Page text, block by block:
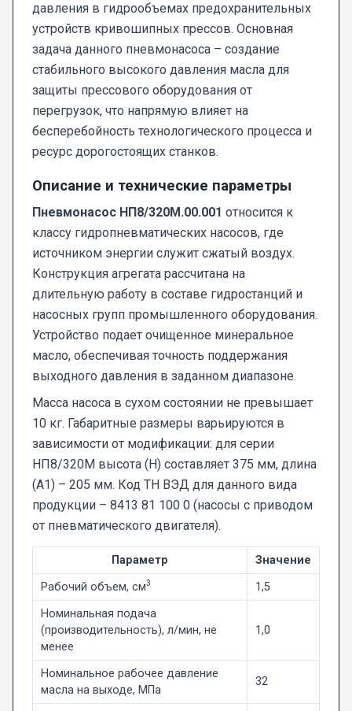
давления в гидрообъемах предохранительных
устройств кривошипных прессов. Основная
задача данного пневмонасоса – создание
стабильного высокого давления масла для
защиты прессового оборудования от
перегрузок, что напрямую влияет на
бесперебойность технологического процесса и
ресурс дорогостоящих станков.
Описание и технические параметры
Пневмонасос НП8/320М.00.001 относится к
классу гидропневматических насосов, где
источником энергии служит сжатый воздух.
Конструкция агрегата рассчитана на
длительную работу в составе гидростанций и
насосных групп промышленного оборудования.
Устройство подает очищенное минеральное
масло, обеспечивая точность поддержания
выходного давления в заданном диапазоне.
Масса насоса в сухом состоянии не превышает
10 кг. Габаритные размеры варьируются в
зависимости от модификации: для серии
НП8/320М высота (H) составляет 375 мм, длина
(A1) – 205 мм. Код ТН ВЭД для данного вида
продукции – 8413 81 100 0 (насосы с приводом
от пневматического двигателя).
Параметр
Значение
Рабочий объем, см3
1,5
Номинальная подача
(производительность), л/мин, не
менее
1,0
Номинальное рабочее давление
масла на выходе, МПа
32